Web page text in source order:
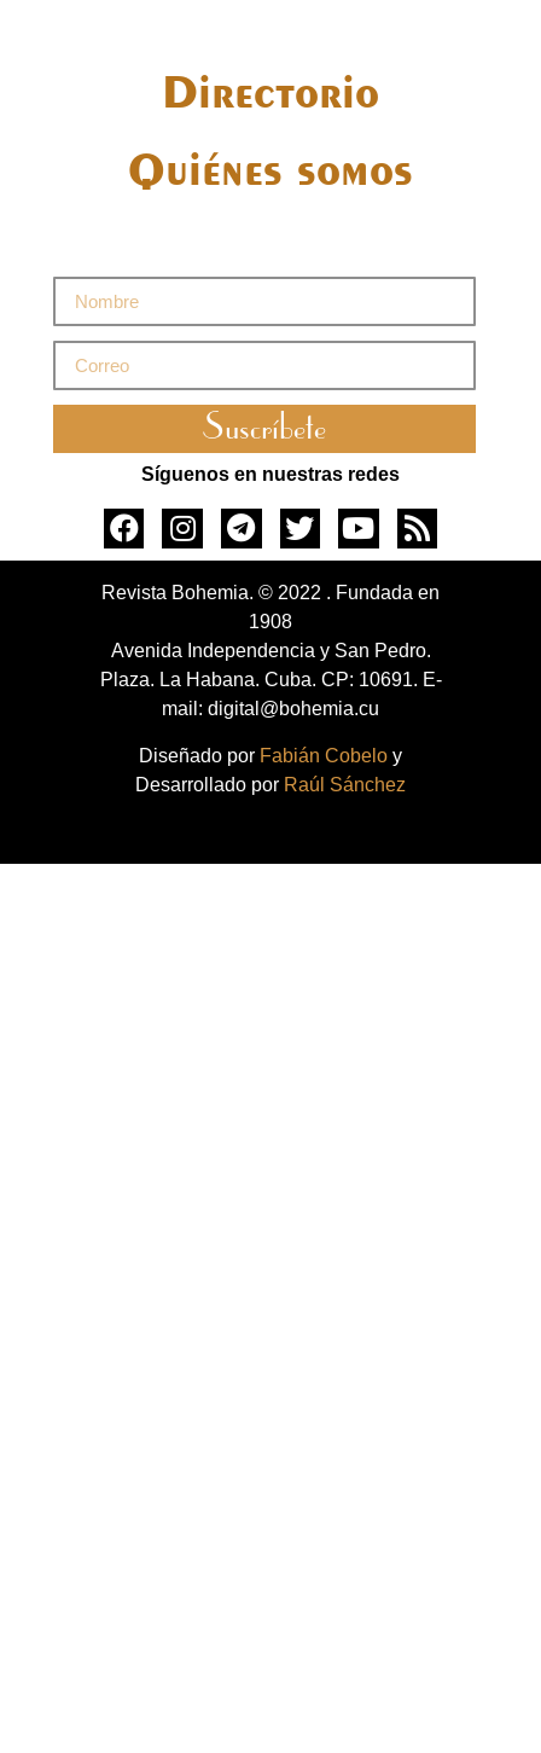
Directorio
Quiénes somos
Suscríbete
Síguenos en nuestras redes
Revista Bohemia. © 2022 . Fundada en
1908
Avenida Independencia y San Pedro.
Plaza. La Habana. Cuba. CP: 10691. E-
mail: digital@bohemia.cu
Diseñado por Fabián Cobelo y
Desarrollado por Raúl Sánchez